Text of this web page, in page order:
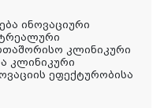
ინოვაციური
კლინიკური
კლინიკური
ეფექტურობისა